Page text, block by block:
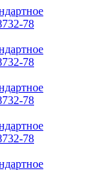
78
78
78
78